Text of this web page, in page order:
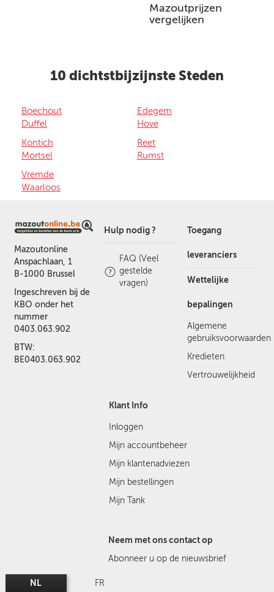
Mazoutprijzen
vergelijken
10 dichtstbijzijnste Steden
Boechout
Duffel
Edegem
Hove
Kontich
Mortsel
Reet
Rumst
Vremde
Waarloos
Mazoutonline
Anspachlaan, 1
B-1000 Brussel
Ingeschreven bij de
KBO onder het
nummer
0403.063.902
BTW:
BE0403.063.902
Hulp nodig ?
FAQ (Veel
gestelde
vragen)
Toegang
leveranciers
Wettelijke
bepalingen
Algemene
gebruiksvoorwaarden
Kredieten
Vertrouwelijkheid
Klant Info
Inloggen
Mijn accountbeheer
Mijn klantenadviezen
Mijn bestellingen
Mijn Tank
Neem met ons contact op
Abonneer u op de nieuwsbrief
NL FR